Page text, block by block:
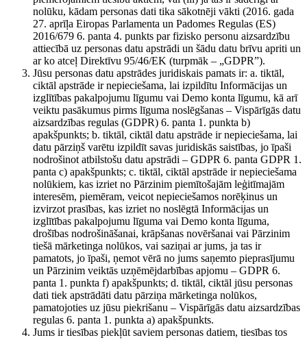
nolūku, kādam personas dati tika sākotnēji vākti (2016. gada
27. aprīļa Eiropas Parlamenta un Padomes Regulas (ES)
2016/679 6. panta 4. punkts par fizisko personu aizsardzību
attiecībā uz personas datu apstrādi un šādu datu brīvu apriti un
ar ko atceļ Direktīvu 95/46/EK (turpmāk – „GDPR”).
Jūsu personas datu apstrādes juridiskais pamats ir: a. tiktāl,
ciktāl apstrāde ir nepieciešama, lai izpildītu Informācijas un
izglītības pakalpojumu līgumu vai Demo konta līgumu, kā arī
veiktu pasākumus pirms līguma noslēgšanas – Vispārīgās datu
aizsardzības regulas (GDPR) 6. panta 1. punkta b)
apakšpunkts; b. tiktāl, ciktāl datu apstrāde ir nepieciešama, lai
datu pārziņš varētu izpildīt savas juridiskās saistības, jo īpaši
nodrošinot atbilstošu datu apstrādi – GDPR 6. panta GDPR 1.
panta c) apakšpunkts; c. tiktāl, ciktāl apstrāde ir nepieciešama
nolūkiem, kas izriet no Pārzinim piemītošajām leģitīmajām
interesēm, piemēram, veicot nepieciešamos norēķinus un
izvirzot prasības, kas izriet no noslēgtā Informācijas un
izglītības pakalpojumu līguma vai Demo konta līguma,
drošības nodrošināšanai, krāpšanas novēršanai vai Pārzinim
tiešā mārketinga nolūkos, vai saziņai ar jums, ja tas ir
pamatots, jo īpaši, ņemot vērā no jums saņemto pieprasījumu
un Pārzinim veiktās uzņēmējdarbības apjomu – GDPR 6.
panta 1. punkta f) apakšpunkts; d. tiktāl, ciktāl jūsu personas
dati tiek apstrādāti datu pārziņa mārketinga nolūkos,
pamatojoties uz jūsu piekrišanu – Vispārīgās datu aizsardzības
regulas 6. panta 1. punkta a) apakšpunkts.
Jums ir tiesības piekļūt saviem personas datiem, tiesības tos